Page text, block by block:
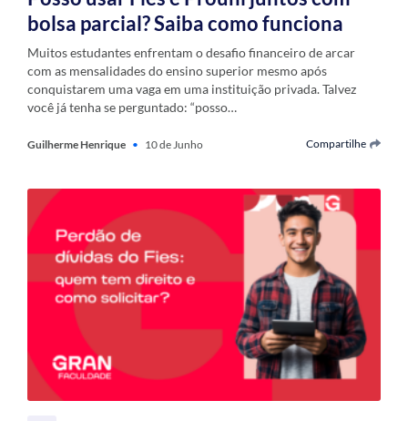
bolsa parcial? Saiba como funciona
Muitos estudantes enfrentam o desafio financeiro de arcar
com as mensalidades do ensino superior mesmo após
conquistarem uma vaga em uma instituição privada. Talvez
você já tenha se perguntado: “posso…
Guilherme Henrique • 10 de Junho Compartilhe